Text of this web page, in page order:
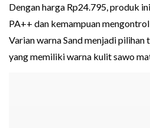
Dengan harga Rp24.795, produk
PA++ dan kemampuan
Varian warna Sand menjadi
yang memiliki warna kulit sawo